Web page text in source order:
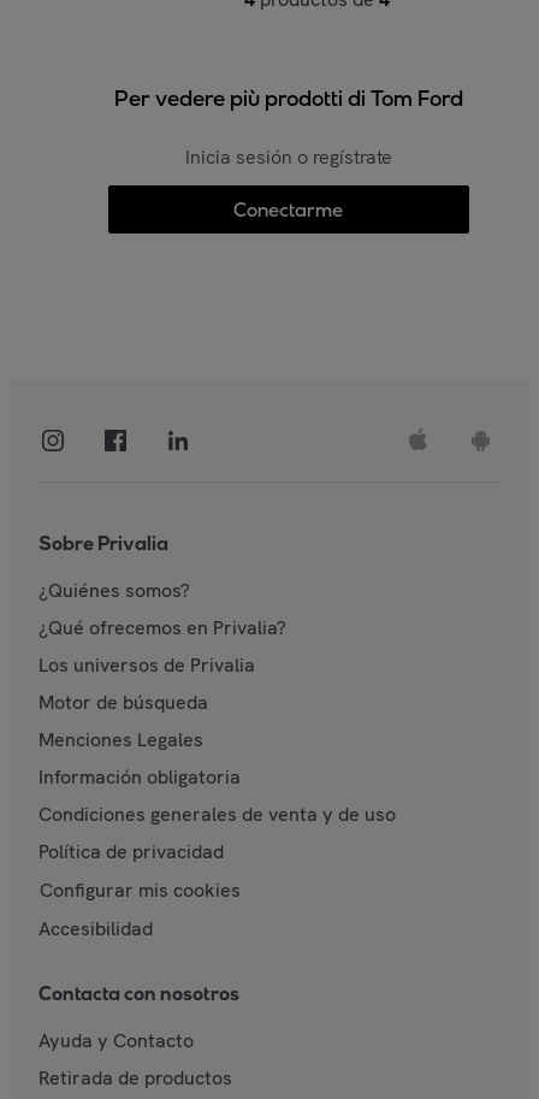
Per vedere più prodotti di Tom Ford
Inicia sesión o regístrate
Conectarme
Sobre Privalia
¿Quiénes somos?
¿Qué ofrecemos en Privalia?
Los universos de Privalia
Motor de búsqueda
Menciones Legales
Información obligatoria
Condiciones generales de venta y de uso
Política de privacidad
Configurar mis cookies
Accesibilidad
Contacta con nosotros
Ayuda y Contacto
Retirada de productos